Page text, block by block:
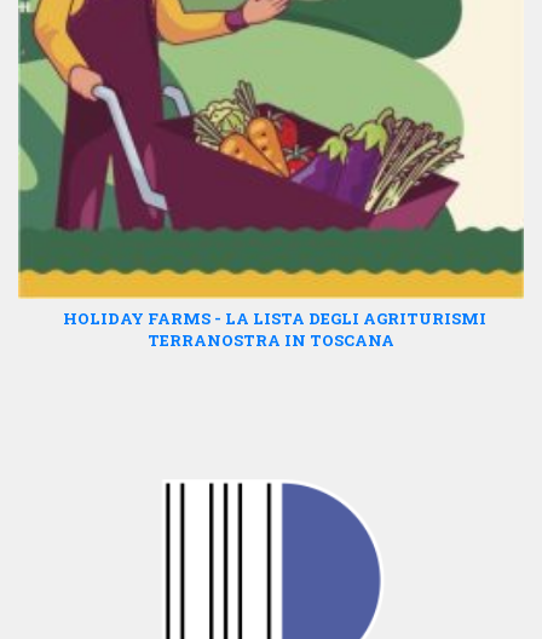
HOLIDAY FARMS - LA LISTA DEGLI AGRITURISMI
TERRANOSTRA IN TOSCANA